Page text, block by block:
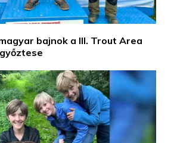
bajnok a III. Trout Area